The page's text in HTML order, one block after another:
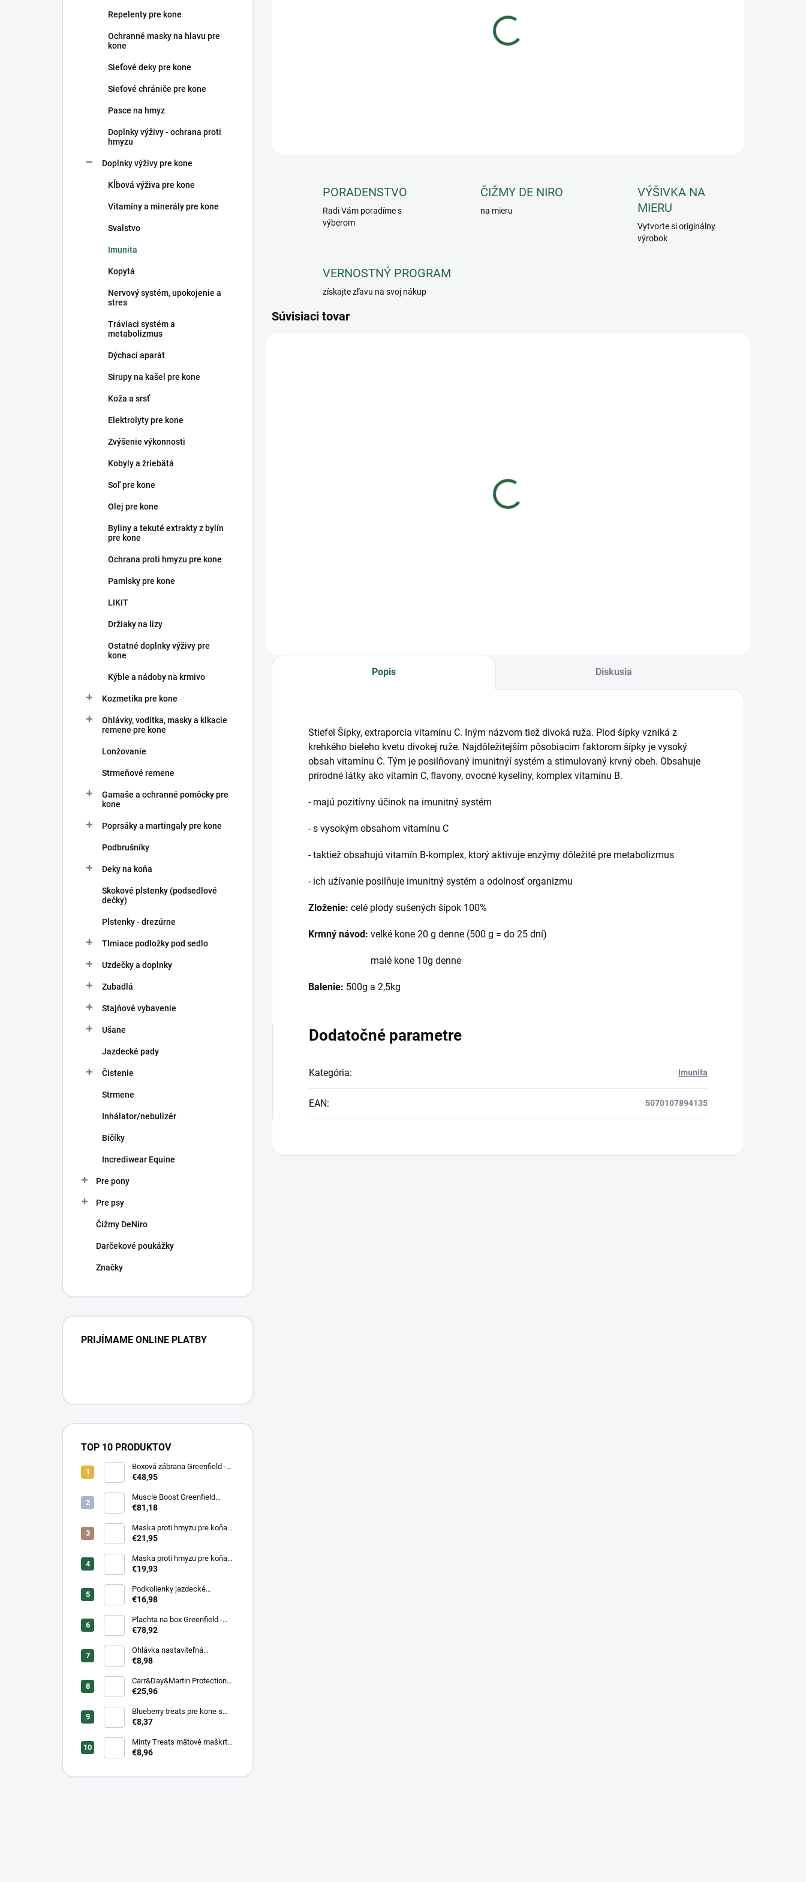
Repelenty pre kone
Ochranné masky na hlavu pre
kone
Sieťové deky pre kone
Sieťové chrániče pre kone
Pasce na hmyz
Doplnky výživy - ochrana proti
hmyzu
Doplnky výživy pre kone
Kĺbová výživa pre kone
Vitamíny a minerály pre kone
Svalstvo
Imunita
Kopytá
Nervový systém, upokojenie a
stres
Tráviaci systém a
metabolizmus
Dýchací aparát
Sirupy na kašel pre kone
Koža a srsť
Elektrolyty pre kone
Zvýšenie výkonnosti
Kobyly a žriebätá
Soľ pre kone
Olej pre kone
Byliny a tekuté extrakty z bylín
pre kone
Ochrana proti hmyzu pre kone
Pamlsky pre kone
LIKIT
Držiaky na lizy
Ostatné doplnky výživy pre
kone
Kýble a nádoby na krmivo
Kozmetika pre kone
Ohlávky, vodítka, masky a klkacie
remene pre kone
Lonžovanie
Strmeňové remene
Gamaše a ochranné pomôcky pre
kone
Poprsáky a martingaly pre kone
Podbrušníky
Deky na koňa
Skokové plstenky (podsedlové
dečky)
Plstenky - drezúrne
Tlmiace podložky pod sedlo
Uzdečky a doplnky
Zubadlá
Stajňové vybavenie
Ušane
Jazdecké pady
Čistenie
Strmene
Inhálator/nebulizér
Bičíky
Incrediwear Equine
Pre pony
Pre psy
Čižmy DeNiro
Darčekové poukážky
Značky
PRIJÍMAME ONLINE PLATBY
TOP 10 PRODUKTOV
Boxová zábrana Greenfield -
modrá/modrá -
€48,95
Muscle Boost Greenfield
Equine 1,5 kg – DUO PACK
€81,18
Maska proti hmyzu pre koňa
strečová Waldhausen s
€21,95
Maska proti hmyzu pre koňa
strečová Waldhausen
€19,93
Podkolienky jazdecké
Makebe Pro Rider
€16,98
Plachta na box Greenfield -
modrá/modrá -
€78,92
Ohlávka nastaviteľná
Greenfield pre žriebätá
€8,98
Carr&Day&Martin Protection
Plus, balenie 500ml
€25,96
Blueberry treats pre kone s
čučoriedkou a banánom 1 kg
€8,37
Minty Treats mätové maškrty
1 kg
€8,96
PORADENSTVO
Radi Vám poradíme s
výberom
ČIŽMY DE NIRO
na mieru
VÝŠIVKA NA
MIERU
Vytvorte si originálny
výrobok
VERNOSTNÝ PROGRAM
získajte zľavu na svoj nákup
Súvisiaci tovar
kone. Bol špeciálne
Popis Diskusia
Stiefel Šípky, extraporcia vitamínu C. Iným názvom tiež divoká ruža. Plod šípky vzniká z
krehkého bieleho kvetu divokej ruže. Najdôležitejším pôsobiacim faktorom šípky je vysoký
obsah vitamínu C. Tým je posilňovaný imunitnýí systém a stimulovaný krvný obeh. Obsahuje
prírodné látky ako vitamín C, flavony, ovocné kyseliny, komplex vitamínu B.
- majú pozitívny účinok na imunitný systém
- s vysokým obsahom vitamínu C
- taktiež obsahujú vitamín B-komplex, ktorý aktivuje enzýmy dôležité pre metabolizmus
- ich užívanie posilňuje imunitný systém a odolnosť organizmu
Zloženie: celé plody sušených šípok 100%
Krmný návod: velké kone 20 g denne (500 g = do 25 dní)
malé kone 10g denne
Balenie: 500g a 2,5kg
Dodatočné parametre
Kategória: Imunita
EAN: 5070107894135